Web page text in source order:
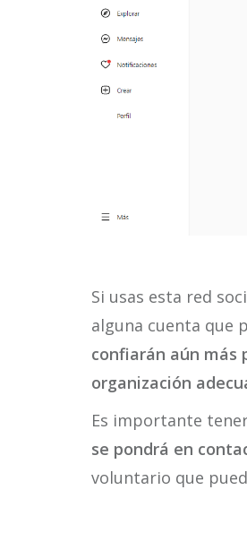
Si usas esta red
alguna cuenta que
confiarán aún más
organización
Es importante
se pondrá en
voluntario que